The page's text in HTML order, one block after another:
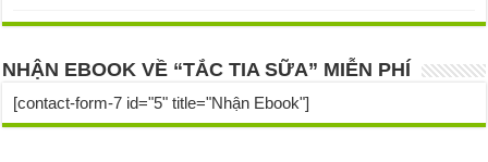
NHẬN EBOOK VỀ “TẮC TIA SỮA” MIỄN PHÍ
[contact-form-7 id="5" title="Nhận Ebook"]